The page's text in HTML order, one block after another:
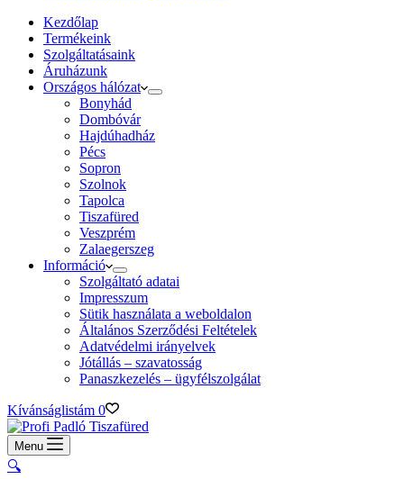
Kezdőlap
Termékeink
Szolgáltatásaink
Áruházunk
Országos hálózat
Bonyhád
Dombóvár
Hajdúhadház
Pécs
Sopron
Szolnok
Tapolca
Tiszafüred
Veszprém
Zalaegerszeg
Információ
Szolgáltató adatai
Impresszum
Sütik használata a weboldalon
Általános Szerződési Feltételek
Adatvédelmi irányelvek
Jótállás – szavatosság
Panaszkezelés – ügyfélszolgálat
Kívánságlistám 0
Menu
🔍